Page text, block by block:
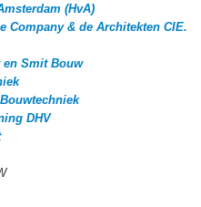
(HvA)
Company & de Architekten CIE.
en Smit Bouw
DHV